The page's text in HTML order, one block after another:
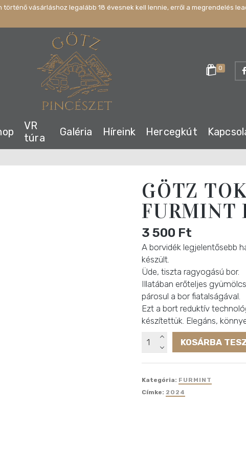
történő vásárláshoz legalább 18 évesnek kell lennie, erről a megrendelés
0
VR
túra
Galéria Híreink Hercegkút
GÖTZ
FURMINT
3 500 Ft
A borvidék legjelentősebb
készült.
Üde, tiszta ragyogású bor.
Illatában erőteljes
párosul a bor fiatalságával.
Ezt a bort reduktív
készítettük. Elegáns,
Götz
Tokaji
mennyiség
KOSÁRBA
Kategória: FURMINT
Címke: 2024